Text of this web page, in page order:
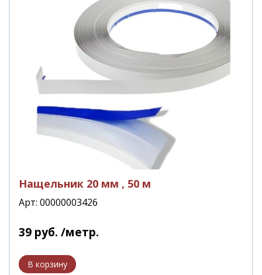
Нащельник 20 мм , 50 м
Арт: 00000003426
39 руб. /метр.